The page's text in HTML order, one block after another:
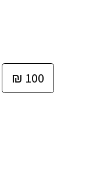
₪ 100